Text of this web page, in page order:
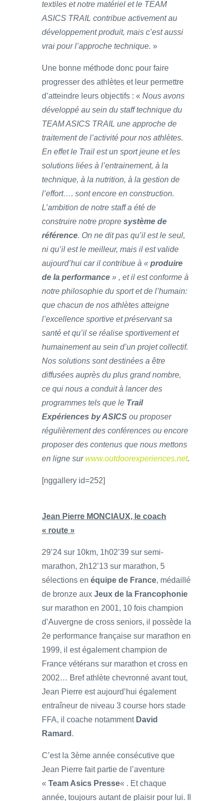
textiles et notre matériel et le TEAM
ASICS TRAIL contribue activement au
développement produit, mais c’est aussi
vrai pour l’approche technique. »
Une bonne méthode donc pour faire
progresser des athlètes et leur permettre
d’atteindre leurs objectifs : « Nous avons
développé au sein du staff technique du
TEAM ASICS TRAIL une approche de
traitement de l’activité pour nos athlètes.
En effet le Trail est un sport jeune et les
solutions liées à l’entrainement, à la
technique, à la nutrition, à la gestion de
l’effort…. sont encore en construction.
L’ambition de notre staff a été de
construire notre propre système de
référence. On ne dit pas qu’il est le seul,
ni qu’il est le meilleur, mais il est valide
aujourd’hui car il contribue à « produire
de la performance » , et il est conforme à
notre philosophie du sport et de l’humain:
que chacun de nos athlètes atteigne
l’excellence sportive et préservant sa
santé et qu’il se réalise sportivement et
humainement au sein d’un projet collectif.
Nos solutions sont destinées a être
diffusées auprès du plus grand nombre,
ce qui nous a conduit à lancer des
programmes tels que le Trail
Expériences by ASICS ou proposer
régulièrement des conférences ou encore
proposer des contenus que nous mettons
en ligne surwww.outdoorexperiences.net.
[nggallery id=252]
Jean Pierre MONCIAUX, le coach
« route »
29’24 sur 10km, 1h02’39 sur semi-
marathon, 2h12’13 sur marathon, 5
sélections en équipe de France, médaillé
de bronze aux Jeux de la Francophonie
sur marathon en 2001, 10 fois champion
d’Auvergne de cross seniors, il possède la
2e performance française sur marathon en
1999, il est également champion de
France vétérans sur marathon et cross en
2002… Bref athlète chevronné avant tout,
Jean Pierre est aujourd’hui également
entraîneur de niveau 3 course hors stade
FFA, il coache notamment David
Ramard .
C’est la 3ème année consécutive que
Jean Pierre fait partie de l’aventure
« Team Asics Presse« . Et chaque
année, toujours autant de plaisir pour lui. Il